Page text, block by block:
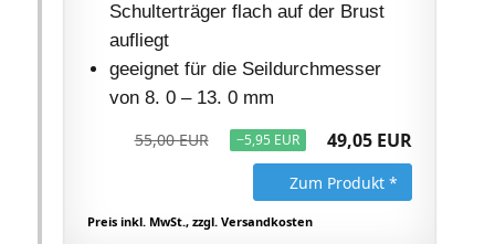
Schulterträger flach auf der Brust
aufliegt
geeignet für die Seildurchmesser
von 8. 0 – 13. 0 mm
55,00 EUR −5,95 EUR 49,05 EUR
Zum Produkt *
Preis inkl. MwSt., zzgl. Versandkosten